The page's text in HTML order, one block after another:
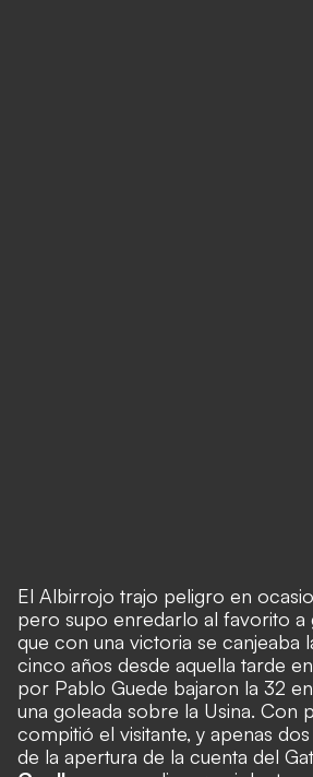
El Albirrojo trajo peligro en
pero supo enredarlo al favorito a
que con una victoria se canjeaba
cinco años desde aquella tarde
por Pablo Guede bajaron la 32
una goleada sobre la Usina. Con
compitió el visitante, y apenas
de la apertura de la cuenta del